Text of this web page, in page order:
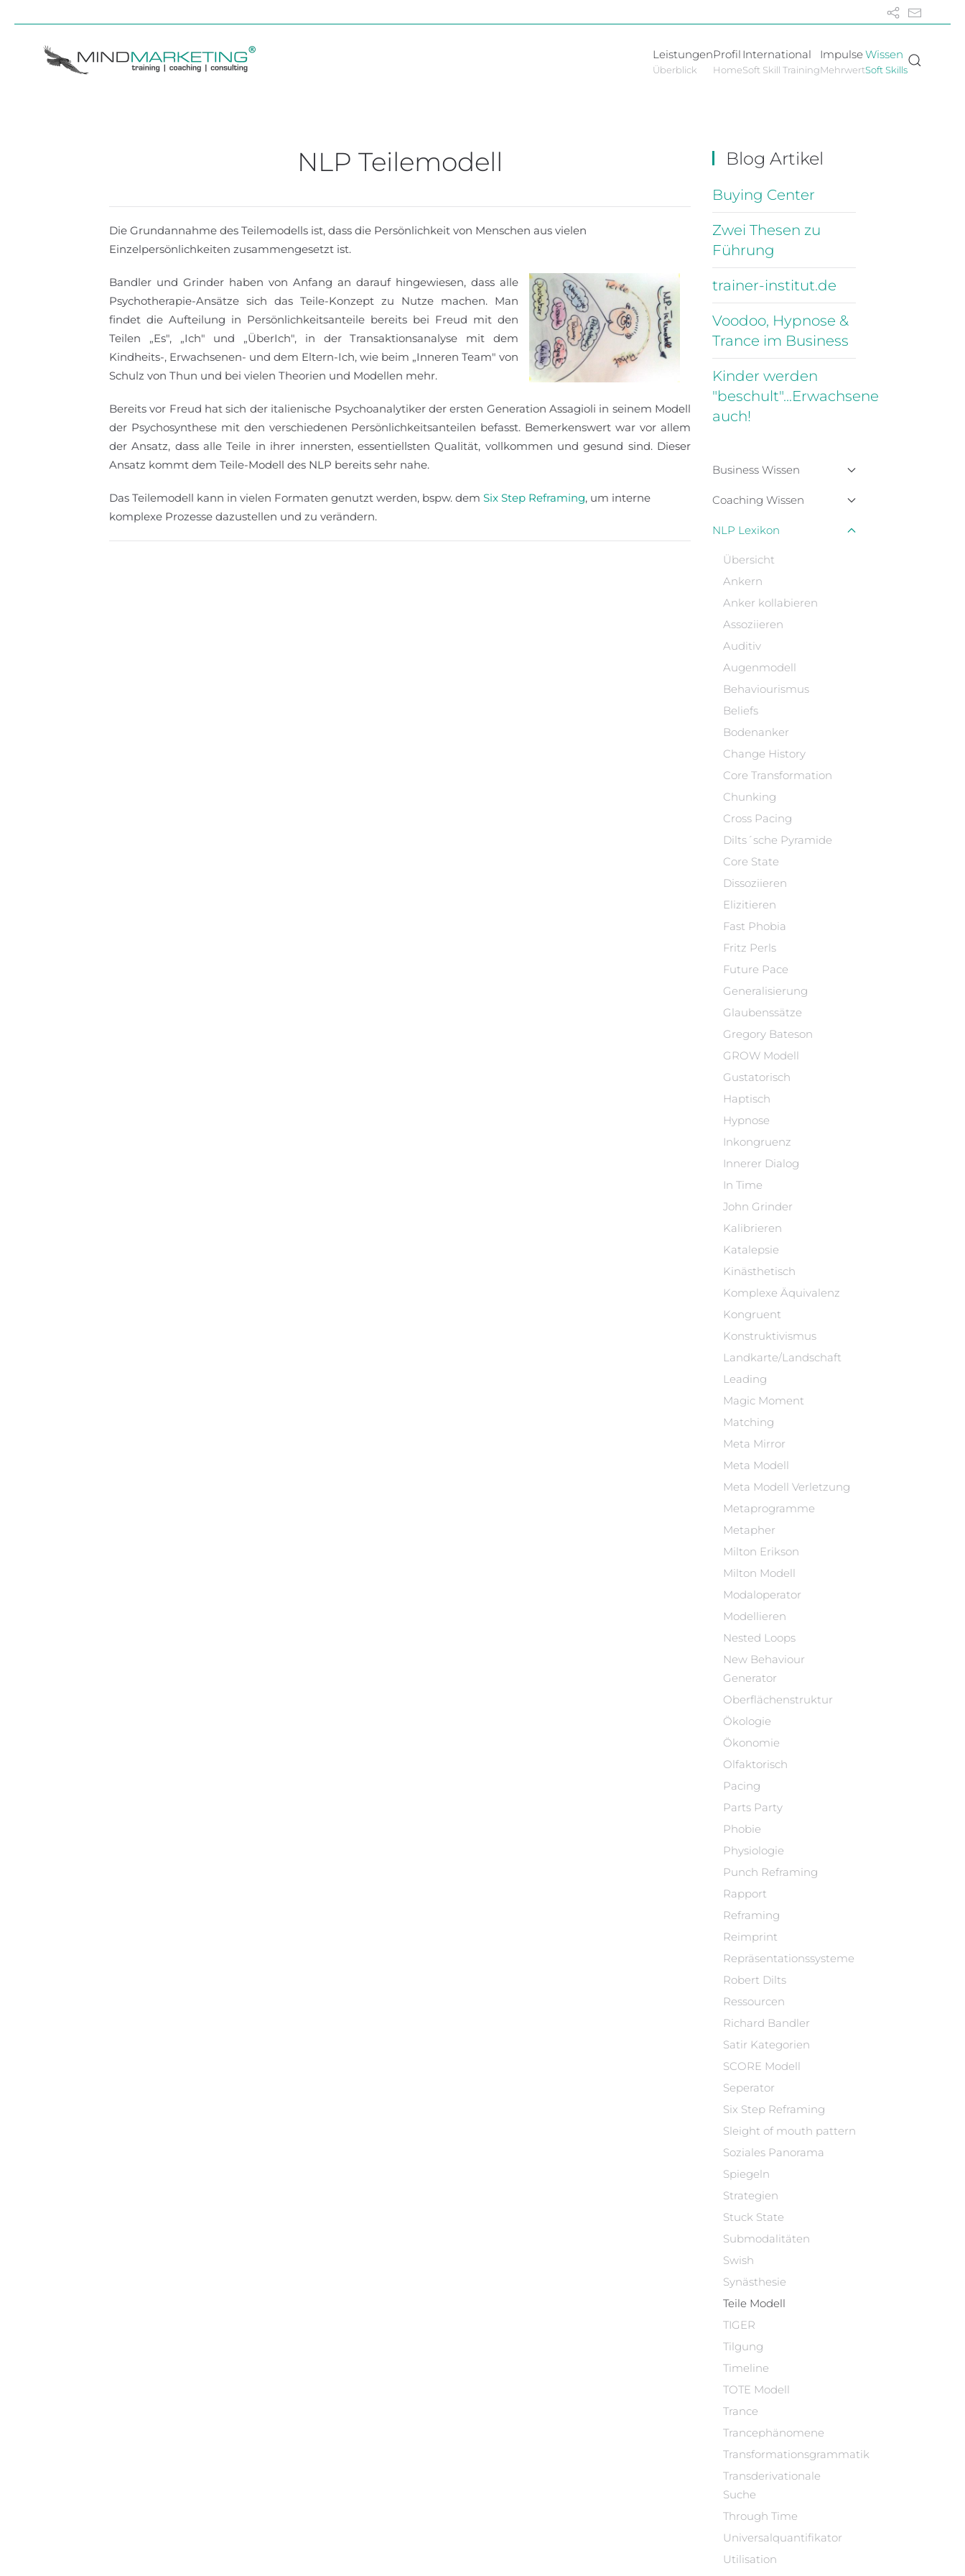
Leistungen
Überblick
Profil
Home
International
Soft Skill Training
Impulse
Mehrwert
Wissen
Soft Skills
NLP Teilemodell
Die Grundannahme des Teilemodells ist, dass die Persönlichkeit von Menschen aus vielen
Einzelpersönlichkeiten zusammengesetzt ist.
Bandler und Grinder haben von Anfang an darauf hingewiesen, dass alle
Psychotherapie-Ansätze sich das Teile-Konzept zu Nutze machen. Man
findet die Aufteilung in Persönlichkeitsanteile bereits bei Freud mit den
Teilen „Es", „Ich" und „ÜberIch", in der Transaktionsanalyse mit dem
Kindheits-, Erwachsenen- und dem Eltern-Ich, wie beim „Inneren Team" von
Schulz von Thun und bei vielen Theorien und Modellen mehr.
Bereits vor Freud hat sich der italienische Psychoanalytiker der ersten Generation Assagioli in seinem Modell
der Psychosynthese mit den verschiedenen Persönlichkeitsanteilen befasst. Bemerkenswert war vor allem
der Ansatz, dass alle Teile in ihrer innersten, essentiellsten Qualität, vollkommen und gesund sind. Dieser
Ansatz kommt dem Teile-Modell des NLP bereits sehr nahe.
Das Teilemodell kann in vielen Formaten genutzt werden, bspw. dem Six Step Reframing, um interne
komplexe Prozesse dazustellen und zu verändern.
Blog Artikel
Buying Center
Zwei Thesen zu
Führung
trainer-institut.de
Voodoo, Hypnose &
Trance im Business
Kinder werden
"beschult"...Erwachsene
auch!
Business Wissen
Coaching Wissen
NLP Lexikon
Übersicht
Ankern
Anker kollabieren
Assoziieren
Auditiv
Augenmodell
Behaviourismus
Beliefs
Bodenanker
Change History
Core Transformation
Chunking
Cross Pacing
Dilts´sche Pyramide
Core State
Dissoziieren
Elizitieren
Fast Phobia
Fritz Perls
Future Pace
Generalisierung
Glaubenssätze
Gregory Bateson
GROW Modell
Gustatorisch
Haptisch
Hypnose
Inkongruenz
Innerer Dialog
In Time
John Grinder
Kalibrieren
Katalepsie
Kinästhetisch
Komplexe Äquivalenz
Kongruent
Konstruktivismus
Landkarte/Landschaft
Leading
Magic Moment
Matching
Meta Mirror
Meta Modell
Meta Modell Verletzung
Metaprogramme
Metapher
Milton Erikson
Milton Modell
Modaloperator
Modellieren
Nested Loops
New Behaviour
Generator
Oberflächenstruktur
Ökologie
Ökonomie
Olfaktorisch
Pacing
Parts Party
Phobie
Physiologie
Punch Reframing
Rapport
Reframing
Reimprint
Repräsentationssysteme
Robert Dilts
Ressourcen
Richard Bandler
Satir Kategorien
SCORE Modell
Seperator
Six Step Reframing
Sleight of mouth pattern
Soziales Panorama
Spiegeln
Strategien
Stuck State
Submodalitäten
Swish
Synästhesie
Teile Modell
TIGER
Tilgung
Timeline
TOTE Modell
Trance
Trancephänomene
Transformationsgrammatik
Transderivationale
Suche
Through Time
Universalquantifikator
Utilisation